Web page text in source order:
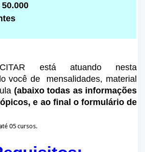
está atuando nesta
você de mensalidades, material
(abaixo todas as informações
e ao final o formulário de
05 cursos.